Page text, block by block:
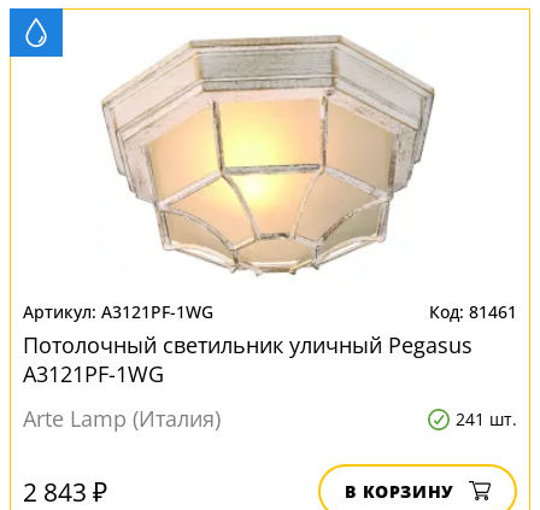
A3121PF-1WG 81461
Потолочный светильник уличный Pegasus
A3121PF-1WG
Arte Lamp (Италия)
241 шт.
2 843 ₽ В КОРЗИНУ